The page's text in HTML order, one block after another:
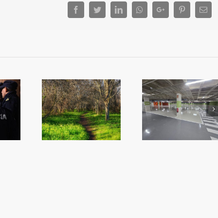
FacebookTwitterLinkedInWhatsappGoogle+ Pinterest
la
zones
Reobri l’aparcament
del Mercat
més
L’alcalde
ple per a que
l’oposició